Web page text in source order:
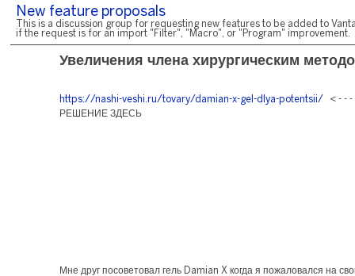
New feature proposals
This is a discussion group for requesting new features to be added to
if the request is for an import "Filter", "Macro", or "Program" improvement.
Увеличения члена хирургическим
https://nashi-veshi.ru/tovary/damian-x-gel-dlya-potentsii/ < - -
РЕШЕНИЕ ЗДЕСЬ
Мне друг посоветовал гель Damian X когда я пожаловался на